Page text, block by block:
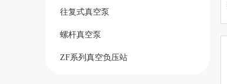
往复式真空泵
螺杆真空泵
ZF系列真空负压站